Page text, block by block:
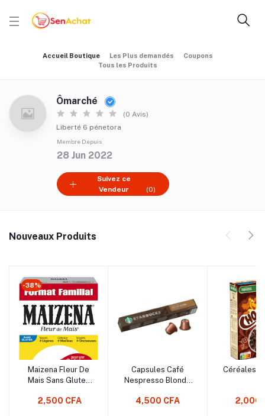
Accueil Boutique Les Plus demandés
Coupons
Tous les Produits
Ômarché
(0 Avis)
Liberté 6 pénetora
Membre Depuis
28 Jun 2022
Suivez ce
Vendeur
(0)
Nouveaux Produits
-38%
Maizena Fleur De
Mais Sans Gluten
Gâteaux Moelleux,
2,500 CFA
Capsules Café
Nespresso Blonde
STARBUCKS
4,500 CFA
Céréales
2,000